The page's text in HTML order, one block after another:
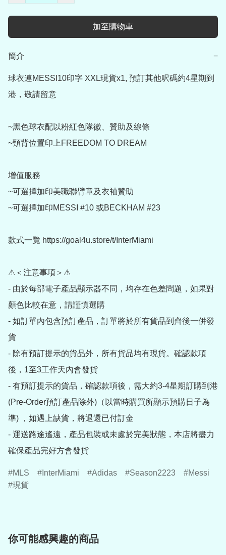
加至購物車
簡介 −
球衣連MESSI10印字 XXL現貨x1, 預訂其他呎碼約4星期到
港，敬請留意
~黑色球衣配以粉紅色隊徽、贊助及線條
~頸背位置印上FREEDOM TO DREAM
增值服務
~可選擇加印美職聯臂章及衣袖贊助
~可選擇加印MESSI #10 或BECKHAM #23
款式一覽 https://goal4u.store/t/InterMiami
⚠＜注意事項＞⚠
- 由於每部電子產品顯示器不同，均存在色差問題，如果對
顏色比較在意，請謹慎選購
- 如訂單內包含預訂產品，訂單將於所有貨品到齊後一併發
貨
- 除有預訂提示的貨品外，所有貨品均有現貨。確認款項
後，1至3工作天內會發貨
- 有預訂提示的貨品，確認款項後，需大約3-4星期訂購到港
(Pre-Order預訂產品除外)（以當時購買所顯示預購日子為
準) ，如遇上缺貨，將退還已付訂金
- 運送路途遙遠，產品包裝或未處於完美狀態，本店將盡力
確保產品完好方會發貨
MLS InterMiami Adidas Season2223
Messi
現貨
你可能感興趣的商品